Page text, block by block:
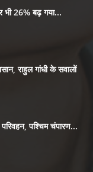
भी 26% बढ़ गया...
राहुल गांधी के सवालों
पश्चिम चंपारण...